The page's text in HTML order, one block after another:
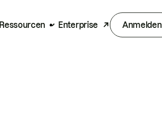
Ressourcen Enterprise Anmelden